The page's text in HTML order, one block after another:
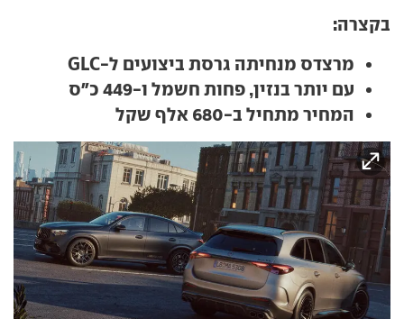
בקצרה:
מרצדס מנחיתה גרסת ביצועים ל-GLC
עם יותר בנזין, פחות חשמל ו-449 כ"ס
המחיר מתחיל ב-680 אלף שקל